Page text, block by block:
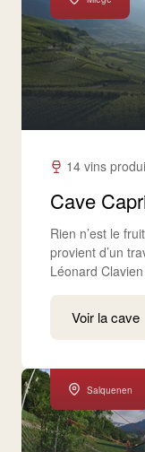
14 vins
Cave
Rien n’est le
provient d’un
Léonard
Voir la cave
Salquenen